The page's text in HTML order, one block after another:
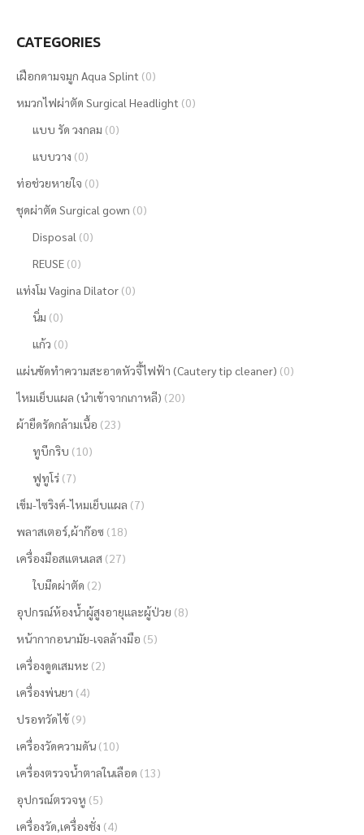
CATEGORIES
เฝือกดามจมูก Aqua Splint (0)
หมวกไฟผ่าตัด Surgical Headlight (0)
แบบ รัด วงกลม (0)
แบบวาง (0)
ท่อช่วยหายใจ (0)
ชุดผ่าตัด Surgical gown (0)
Disposal (0)
REUSE (0)
แท่งโม Vagina Dilator (0)
นิ่ม (0)
แก้ว (0)
แผ่นขัดทำความสะอาดหัวจี้ไฟฟ้า (Cautery tip cleaner) (0)
ไหมเย็บแผล (นำเข้าจากเกาหลี) (20)
ผ้ายืดรัดกล้ามเนื้อ (23)
ทูบีกริบ (10)
ฟูทูโร่ (7)
เข็ม-ไซริงค์-ไหมเย็บแผล (7)
พลาสเตอร์,ผ้าก๊อซ (18)
เครื่องมือสแตนเลส (27)
ใบมีดผ่าตัด (2)
อุปกรณ์ห้องน้ำผู้สูงอายุและผู้ป่วย (8)
หน้ากากอนามัย-เจลล้างมือ (5)
เครื่องดูดเสมหะ (2)
เครื่องพ่นยา (4)
ปรอทวัดไข้ (9)
เครื่องวัดความดัน (10)
เครื่องตรวจน้ำตาลในเลือด (13)
อุปกรณ์ตรวจหู (5)
เครื่องวัด,เครื่องชั่ง (4)